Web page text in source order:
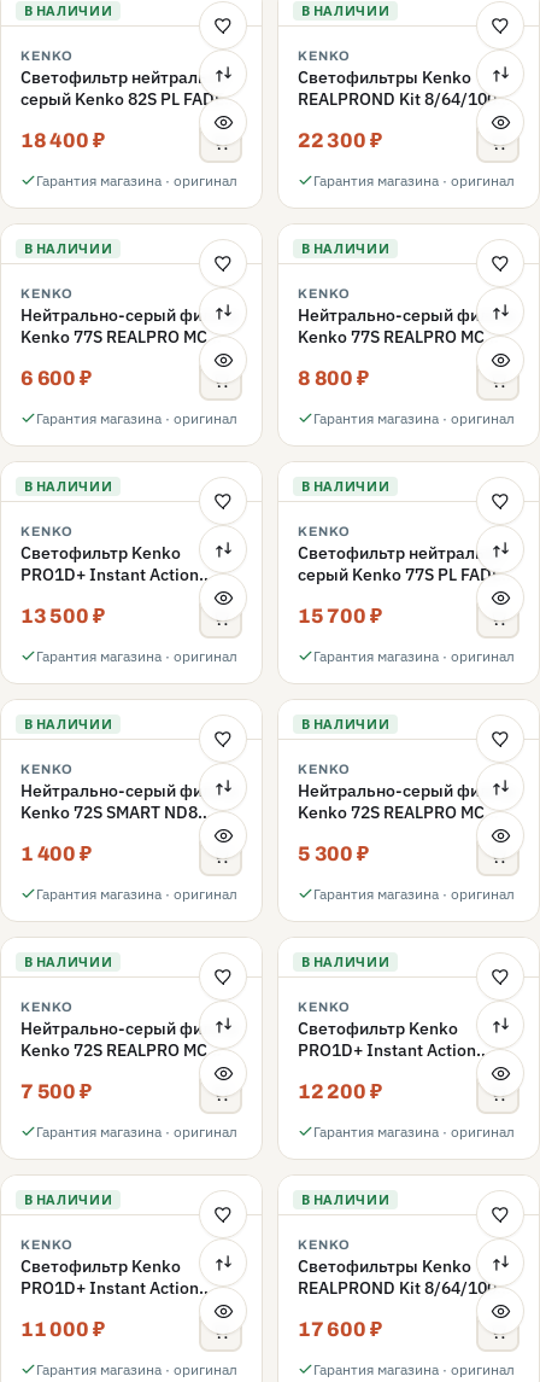
В НАЛИЧИИ
KENKO
Светофильтр нейтрально-
серый Kenko 82S PL FADER
с переменной плотностью
ND3-ND400 82mm
18 400 ₽
Гарантия магазина · оригинал
В НАЛИЧИИ
KENKO
Светофильтры Kenko
REALPROND Kit 8/64/1000
22 300 ₽
Гарантия магазина · оригинал
В НАЛИЧИИ
KENKO
Нейтрально-серый фильтр
Kenko 77S REALPRO MC
6 600 ₽
Гарантия магазина · оригинал
В НАЛИЧИИ
KENKO
Нейтрально-серый фильтр
Kenko 77S REALPRO MC
8 800 ₽
Гарантия магазина · оригинал
В НАЛИЧИИ
KENKO
Светофильтр Kenko
PRO1D+ Instant Action
Variable NDX3-450+C-PL
переменной плотности
13 500 ₽
Гарантия магазина · оригинал
В НАЛИЧИИ
KENKO
Светофильтр нейтрально-
серый Kenko 77S PL FADER
с переменной плотностью
ND3-ND400 77mm
15 700 ₽
Гарантия магазина · оригинал
В НАЛИЧИИ
KENKO
Нейтрально-серый фильтр
Kenko 72S SMART ND8
1 400 ₽
Гарантия магазина · оригинал
В НАЛИЧИИ
KENKO
Нейтрально-серый фильтр
Kenko 72S REALPRO MC
5 300 ₽
Гарантия магазина · оригинал
В НАЛИЧИИ
KENKO
Нейтрально-серый фильтр
Kenko 72S REALPRO MC
7 500 ₽
Гарантия магазина · оригинал
В НАЛИЧИИ
KENKO
Светофильтр Kenko
PRO1D+ Instant Action
Variable NDX3-450+C-PLS
переменной плотности
12 200 ₽
Гарантия магазина · оригинал
В НАЛИЧИИ
KENKO
Светофильтр Kenko
PRO1D+ Instant Action
Variable NDX3-450+C-PL
переменной плотности
11 000 ₽
Гарантия магазина · оригинал
В НАЛИЧИИ
KENKO
Светофильтры Kenko
REALPROND Kit 8/64/1000
17 600 ₽
Гарантия магазина · оригинал